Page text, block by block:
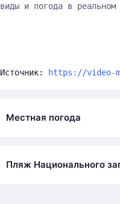
виды и погода в реальном
Источник: https://video-
Местная погода
Пляж Национального